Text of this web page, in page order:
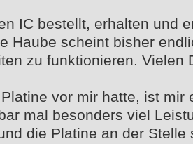
IC bestellt, erhalten und
Haube scheint bisher
zu funktionieren. Vielen
vor mir hatte, ist mir
mal besonders viel
die Platine an der